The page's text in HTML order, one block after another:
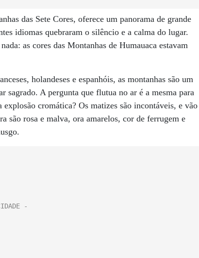
das Sete Cores, oferece um panorama de grande
idiomas quebraram o silêncio e a calma do lugar.
as cores das Montanhas de Humauaca estavam
holandeses e espanhóis, as montanhas são um
sagrado. A pergunta que flutua no ar é a mesma para
cromática? Os matizes são incontáveis, e vão
são rosa e malva, ora amarelos, cor de ferrugem e